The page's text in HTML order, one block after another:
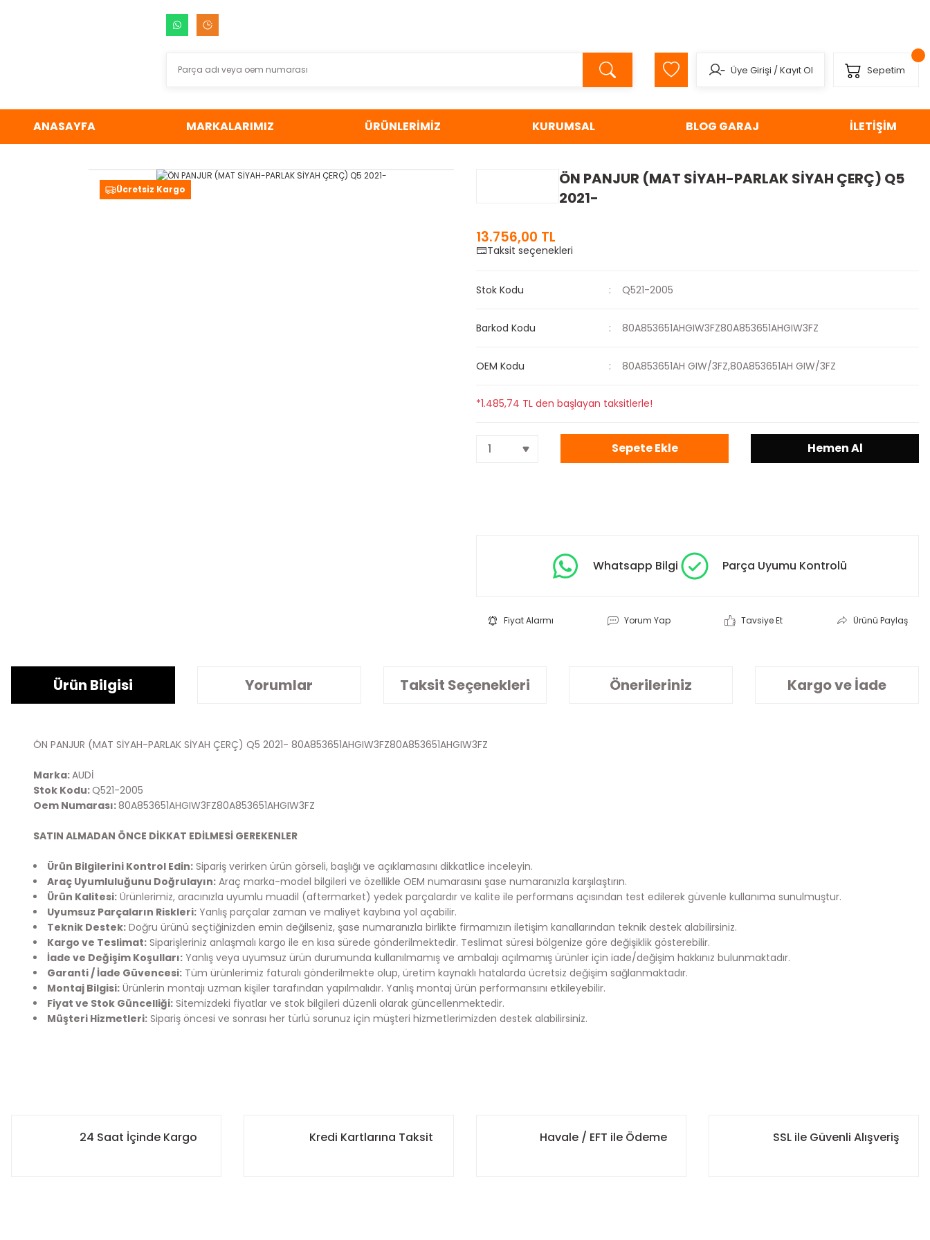
Üye Girişi /Kayıt Ol Sepetim
ANASAYFA MARKALARIMIZ ÜRÜNLERİMİZ KURUMSAL BLOG GARAJ İLETİŞİM
Ücretsiz Kargo
ÖN PANJUR (MAT SİYAH-PARLAK SİYAH ÇERÇ) Q5
2021-
13.756,00 TL
Taksit seçenekleri
Stok Kodu Q521-2005
Barkod Kodu 80A853651AHGIW3FZ80A853651AHGIW3FZ
OEM Kodu 80A853651AH GIW/3FZ,80A853651AH GIW/3FZ
*1.485,74 TL den başlayan taksitlerle!
Sepete Ekle Hemen Al
Whatsapp Bilgi Parça Uyumu Kontrolü
Fiyat Alarmı Yorum Yap Tavsiye Et Ürünü Paylaş
Ürün Bilgisi Yorumlar Taksit Seçenekleri Önerileriniz Kargo ve İade
ÖN PANJUR (MAT SİYAH-PARLAK SİYAH ÇERÇ) Q5 2021- 80A853651AHGIW3FZ80A853651AHGIW3FZ
Marka:AUDİ
Stok Kodu:Q521-2005
Oem Numarası:80A853651AHGIW3FZ80A853651AHGIW3FZ
SATIN ALMADAN ÖNCE DİKKAT EDİLMESİ GEREKENLER
Ürün Bilgilerini Kontrol Edin: Sipariş verirken ürün görseli, başlığı ve açıklamasını dikkatlice inceleyin.
Araç Uyumluluğunu Doğrulayın: Araç marka-model bilgileri ve özellikle OEM numarasını şase numaranızla karşılaştırın.
Ürün Kalitesi: Ürünlerimiz, aracınızla uyumlu muadil (aftermarket) yedek parçalardır ve kalite ile performans açısından test edilerek güvenle kullanıma sunulmuştur.
Uyumsuz Parçaların Riskleri: Yanlış parçalar zaman ve maliyet kaybına yol açabilir.
Teknik Destek: Doğru ürünü seçtiğinizden emin değilseniz, şase numaranızla birlikte firmamızın iletişim kanallarından teknik destek alabilirsiniz.
Kargo ve Teslimat: Siparişleriniz anlaşmalı kargo ile en kısa sürede gönderilmektedir. Teslimat süresi bölgenize göre değişiklik gösterebilir.
İade ve Değişim Koşulları: Yanlış veya uyumsuz ürün durumunda kullanılmamış ve ambalajı açılmamış ürünler için iade/değişim hakkınız bulunmaktadır.
Garanti / İade Güvencesi: Tüm ürünlerimiz faturalı gönderilmekte olup, üretim kaynaklı hatalarda ücretsiz değişim sağlanmaktadır.
Montaj Bilgisi: Ürünlerin montajı uzman kişiler tarafından yapılmalıdır. Yanlış montaj ürün performansını etkileyebilir.
Fiyat ve Stok Güncelliği: Sitemizdeki fiyatlar ve stok bilgileri düzenli olarak güncellenmektedir.
Müşteri Hizmetleri: Sipariş öncesi ve sonrası her türlü sorunuz için müşteri hizmetlerimizden destek alabilirsiniz.
Ürün resmi kalitesiz, bozuk veya görüntülenemiyor.
- 12:00 sonrası verilen siparişleriniz ise ertesi gün sabah öncelikli olarak kargoya teslim edilmektedir.
24 Saat İçinde Kargo Kredi Kartlarına Taksit Havale / EFT ile Ödeme SSL ile Güvenli Alışveriş